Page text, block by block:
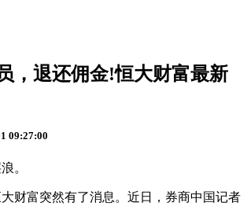
，退还佣金!恒大财富最新
09:27:00
。
富突然有了消息。近日，券商中国记者